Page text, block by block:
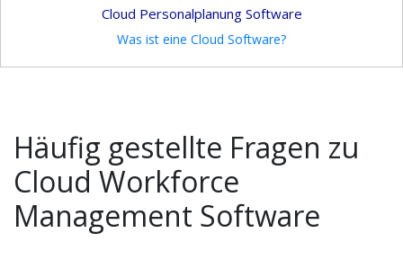
Cloud Personalplanung Software
Was ist eine Cloud Software?
Häufig gestellte Fragen zu
Cloud Workforce
Management Software